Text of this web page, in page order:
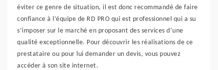
éviter ce genre de situation, il est donc recommandé de faire
confiance à l’équipe de RD PRO qui est professionnel qui a su
s’imposer sur le marché en proposant des services d’une
qualité exceptionnelle. Pour découvrir les réalisations de ce
prestataire ou pour lui demander un devis, vous pouvez
accéder à son site internet.